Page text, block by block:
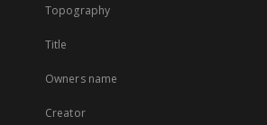
Topography
Title
Owners name
Creator